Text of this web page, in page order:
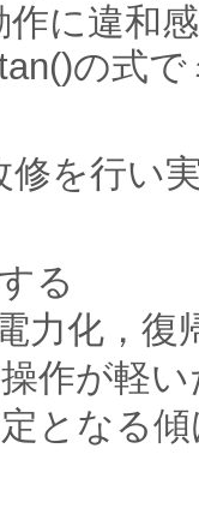
作に違和
の式
修を行い
る
力化，復
作が軽
となる